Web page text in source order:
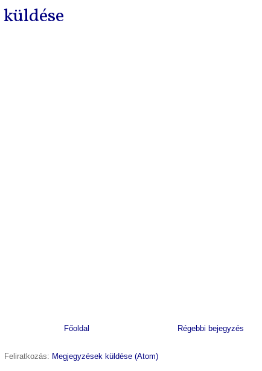
Régebbi bejegyzés
Főoldal
Feliratkozás: Megjegyzések küldése (Atom)